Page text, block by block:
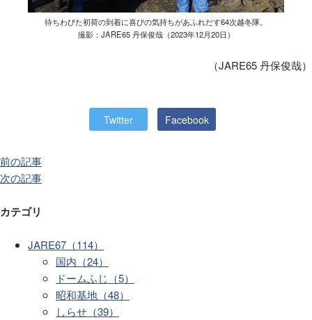
待ちわびた初荷の到着に喜びの気持ちがあふれだす64次越冬隊。
撮影：JARE65 丹保俊哉（2023年12月20日）
（JARE65 丹保俊哉）
Twitter Facebook
前の記事
次の記事
カテゴリ
JARE67（114）
国内（24）
ドームふじ（5）
昭和基地（48）
しらせ（39）